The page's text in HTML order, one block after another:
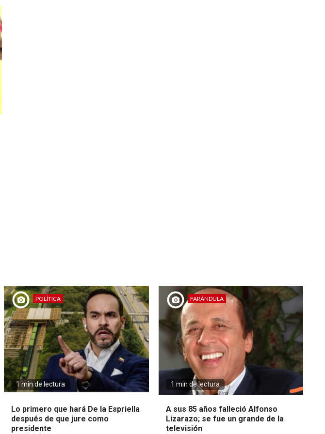
POLÍTICA
1 min de lectura
Lo primero que hará De la Espriella
después de que jure como
presidente
FARÁNDULA
1 min de lectura
A sus 85 años falleció Alfonso
Lizarazo; se fue un grande de la
televisión